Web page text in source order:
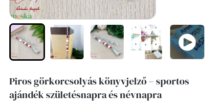
Piros görkorcsolyás könyvjelző – sportos
ajándék születésnapra és névnapra